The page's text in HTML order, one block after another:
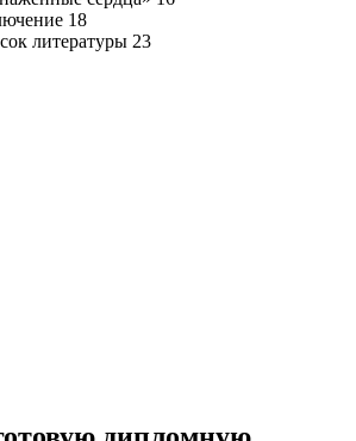
18
литературы 23